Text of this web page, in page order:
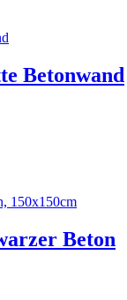
Betonwand
Beton